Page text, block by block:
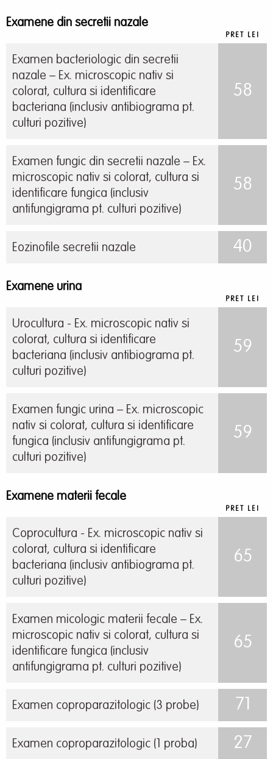
Examene din secretii nazale
PRET LEI
Examen bacteriologic din secretii
nazale – Ex. microscopic nativ si
colorat, cultura si identificare
bacteriana (inclusiv antibiograma pt.
culturi pozitive)
58
Examen fungic din secretii nazale – Ex.
microscopic nativ si colorat, cultura si
identificare fungica (inclusiv
antifungigrama pt. culturi pozitive)
58
Eozinofile secretii nazale 40
Examene urina
PRET LEI
Urocultura - Ex. microscopic nativ si
colorat, cultura si identificare
bacteriana (inclusiv antibiograma pt.
culturi pozitive)
59
Examen fungic urina – Ex. microscopic
nativ si colorat, cultura si identificare
fungica (inclusiv antifungigrama pt.
culturi pozitive)
59
Examene materii fecale
PRET LEI
Coprocultura - Ex. microscopic nativ si
colorat, cultura si identificare
bacteriana (inclusiv antibiograma pt.
culturi pozitive)
65
Examen micologic materii fecale – Ex.
microscopic nativ si colorat, cultura si
identificare fungica (inclusiv
antifungigrama pt. culturi pozitive)
65
Examen coproparazitologic (3 probe) 71
Examen coproparazitologic (1 proba) 27